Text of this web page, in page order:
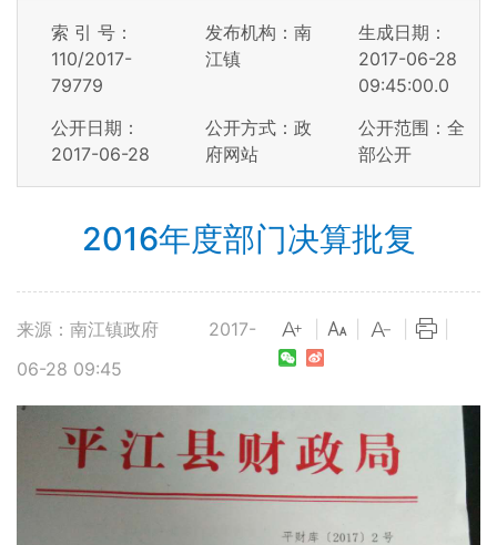
索 引 号：
110/2017-
79779
发布机构：南
江镇
生成日期：
2017-06-28
09:45:00.0
公开日期：
2017-06-28
公开方式：政
府网站
公开范围：全
部公开
2016年度部门决算批复
来源：南江镇政府
2017-
06-28 09:45